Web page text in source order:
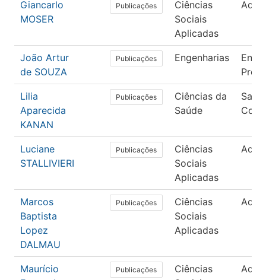
Giancarlo
MOSER
Publicações
Ciências
Sociais
Aplicadas
João Artur
de SOUZA
Publicações Engenharias
Lilia
Aparecida
KANAN
Publicações
Ciências da
Saúde
Luciane
STALLIVIERI
Publicações
Ciências
Sociais
Aplicadas
Marcos
Baptista
Lopez
DALMAU
Publicações
Ciências
Sociais
Aplicadas
Maurício
Publicações
Ciências